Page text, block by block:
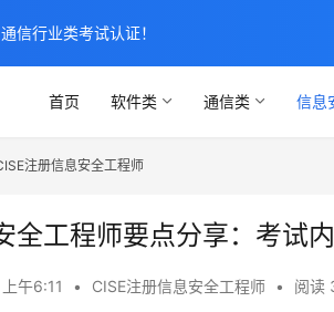
首页 软件类 通信类 信息
注册信息安全工程师
全工程师要点分享：考试
午6:11 • CISE注册信息安全工程师 • 阅读
信行业类考试认证！